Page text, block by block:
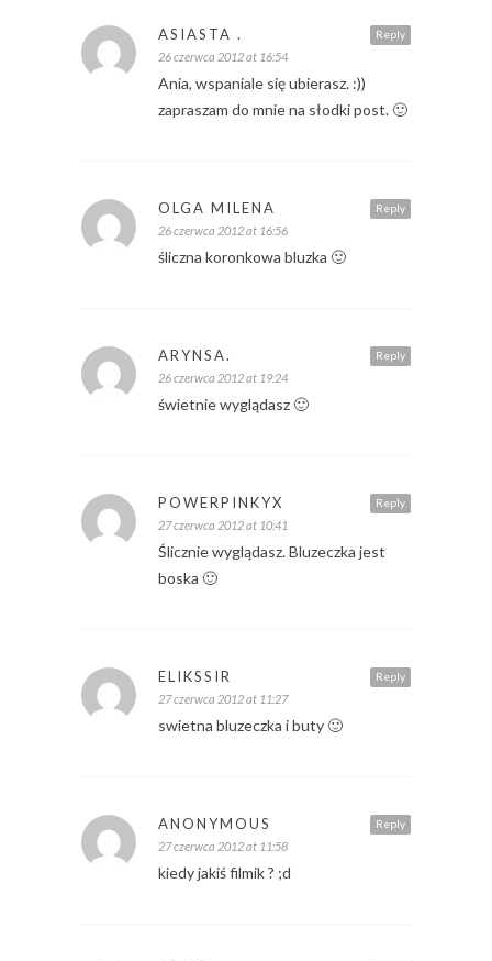
Reply
ASIASTA .
26 czerwca 2012 at 16:54
Ania, wspaniale się ubierasz. :))
zapraszam do mnie na słodki post. 🙂
Reply
OLGA MILENA
26 czerwca 2012 at 16:56
śliczna koronkowa bluzka 🙂
Reply
ARYNSA.
26 czerwca 2012 at 19:24
świetnie wyglądasz 🙂
Reply
POWERPINKYX
27 czerwca 2012 at 10:41
Ślicznie wyglądasz. Bluzeczka jest
boska 🙂
Reply
ELIKSSIR
27 czerwca 2012 at 11:27
swietna bluzeczka i buty 🙂
Reply
ANONYMOUS
27 czerwca 2012 at 11:58
kiedy jakiś filmik ? ;d